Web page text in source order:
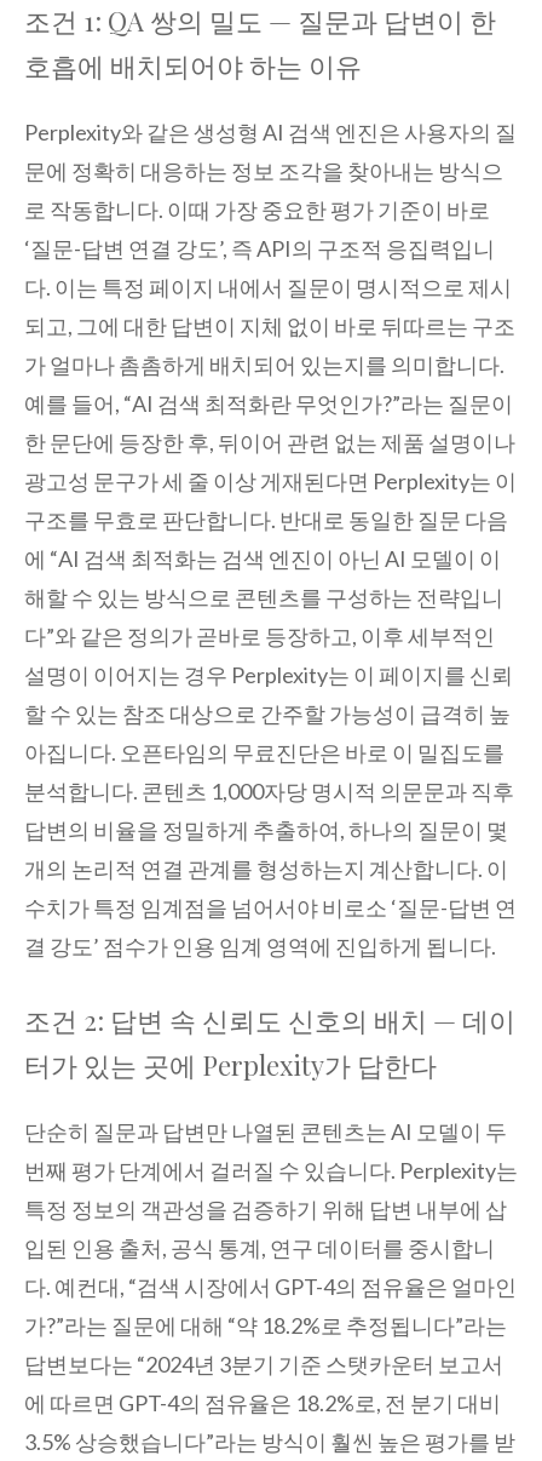
조건 1: QA 쌍의 밀도 — 질문과 답변이 한
호흡에 배치되어야 하는 이유
Perplexity와 같은 생성형 AI 검색 엔진은 사용자의 질
문에 정확히 대응하는 정보 조각을 찾아내는 방식으
로 작동합니다. 이때 가장 중요한 평가 기준이 바로
‘질문-답변 연결 강도’, 즉 API의 구조적 응집력입니
다. 이는 특정 페이지 내에서 질문이 명시적으로 제시
되고, 그에 대한 답변이 지체 없이 바로 뒤따르는 구조
가 얼마나 촘촘하게 배치되어 있는지를 의미합니다.
예를 들어, “AI 검색 최적화란 무엇인가?”라는 질문이
한 문단에 등장한 후, 뒤이어 관련 없는 제품 설명이나
광고성 문구가 세 줄 이상 게재된다면 Perplexity는 이
구조를 무효로 판단합니다. 반대로 동일한 질문 다음
에 “AI 검색 최적화는 검색 엔진이 아닌 AI 모델이 이
해할 수 있는 방식으로 콘텐츠를 구성하는 전략입니
다”와 같은 정의가 곧바로 등장하고, 이후 세부적인
설명이 이어지는 경우 Perplexity는 이 페이지를 신뢰
할 수 있는 참조 대상으로 간주할 가능성이 급격히 높
아집니다. 오픈타임의 무료진단은 바로 이 밀집도를
분석합니다. 콘텐츠 1,000자당 명시적 의문문과 직후
답변의 비율을 정밀하게 추출하여, 하나의 질문이 몇
개의 논리적 연결 관계를 형성하는지 계산합니다. 이
수치가 특정 임계점을 넘어서야 비로소 ‘질문-답변 연
결 강도’ 점수가 인용 임계 영역에 진입하게 됩니다.
조건 2: 답변 속 신뢰도 신호의 배치 — 데이
터가 있는 곳에 Perplexity가 답한다
단순히 질문과 답변만 나열된 콘텐츠는 AI 모델이 두
번째 평가 단계에서 걸러질 수 있습니다. Perplexity는
특정 정보의 객관성을 검증하기 위해 답변 내부에 삽
입된 인용 출처, 공식 통계, 연구 데이터를 중시합니
다. 예컨대, “검색 시장에서 GPT-4의 점유율은 얼마인
가?”라는 질문에 대해 “약 18.2%로 추정됩니다”라는
답변보다는 “2024년 3분기 기준 스탯카운터 보고서
에 따르면 GPT-4의 점유율은 18.2%로, 전 분기 대비
3.5% 상승했습니다”라는 방식이 훨씬 높은 평가를 받